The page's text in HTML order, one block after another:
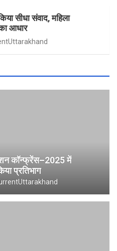
सीधा संवाद, महिला
आधार
कॉन्फ्रेंस–2025 में
प्रतिभाग